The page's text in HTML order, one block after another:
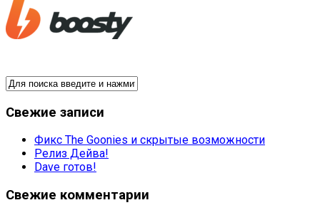
Свежие записи
Фикс The Goonies и скрытые возможности
Релиз Дейва!
Dave готов!
Свежие комментарии